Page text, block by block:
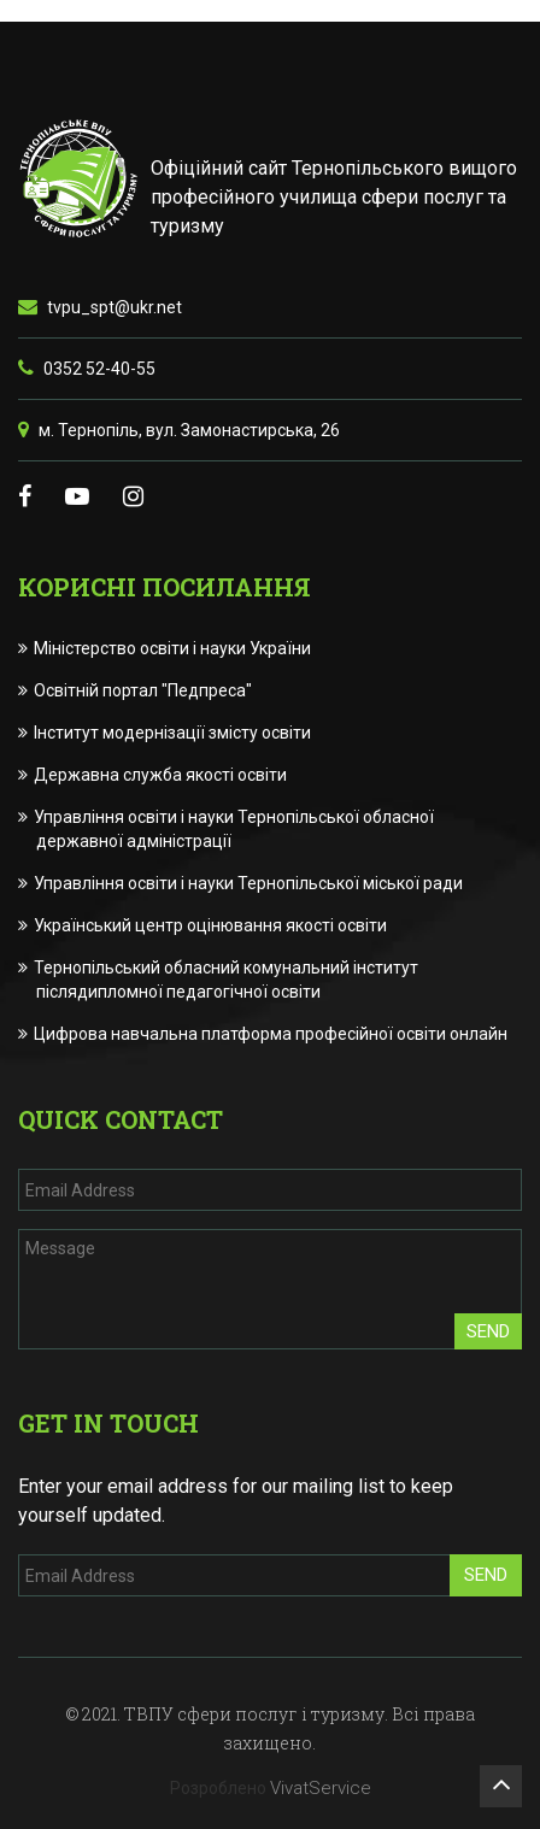
Офіційний сайт Тернопільського вищого
професійного училища сфери послуг та
туризму
tvpu_spt@ukr.net
0352 52-40-55
м. Тернопіль, вул. Замонастирська, 26
КОРИСНІ ПОСИЛАННЯ
Міністерство освіти і науки України
Освітній портал "Педпреса"
Інститут модернізації змісту освіти
Державна служба якості освіти
Управління освіти і науки Тернопільської обласної
державної адміністрації
Управління освіти і науки Тернопільської міської ради
Український центр оцінювання якості освіти
Тернопільський обласний комунальний інститут
післядипломної педагогічної освіти
Цифрова навчальна платформа професійної освіти онлайн
QUICK CONTACT
SEND
GET IN TOUCH
Enter your email address for our mailing list to keep
yourself updated.
SEND
© 2021. ТВПУ сфери послуг і туризму. Всі права
захищено.
Розроблено VivatService